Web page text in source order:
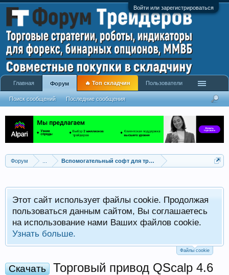
Войти или зарегистрироваться
Форум Вспомогательный софт для трейдинга на ММВБ
Этот сайт использует файлы cookie. Продолжая
пользоваться данным сайтом, Вы соглашаетесь
на использование нами Ваших файлов cookie.
Узнать больше.
Файлы cookie
Скачать
Торговый привод QScalp 4.6
Главная Форум
Поиск сообщений Последние сообщения
🔥 Топ складчин Пользователи